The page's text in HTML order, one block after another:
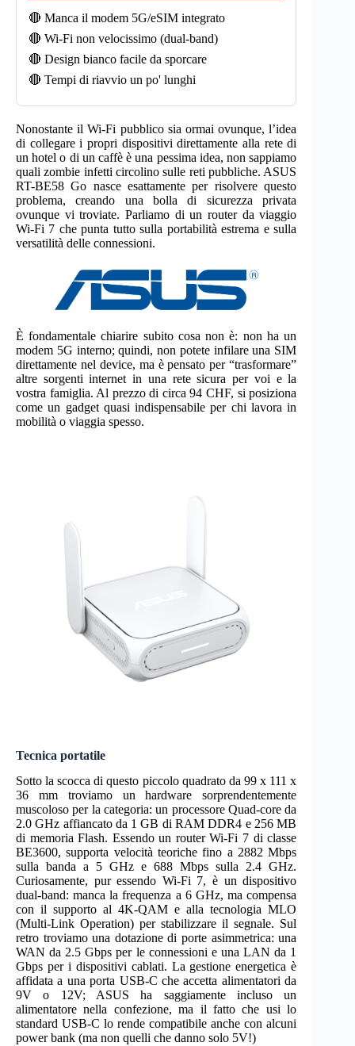
🔴 Manca il modem 5G/eSIM integrato
🔴 Wi-Fi non velocissimo (dual-band)
🔴 Design bianco facile da sporcare
🔴 Tempi di riavvio un po' lunghi
Nonostante il Wi-Fi pubblico sia ormai ovunque, l’idea
di collegare i propri dispositivi direttamente alla rete di
un hotel o di un caffè è una pessima idea, non sappiamo
quali zombie infetti circolino sulle reti pubbliche. ASUS
RT-BE58 Go nasce esattamente per risolvere questo
problema, creando una bolla di sicurezza privata
ovunque vi troviate. Parliamo di un router da viaggio
Wi-Fi 7 che punta tutto sulla portabilità estrema e sulla
versatilità delle connessioni.
È fondamentale chiarire subito cosa non è: non ha un
modem 5G interno; quindi, non potete infilare una SIM
direttamente nel device, ma è pensato per “trasformare”
altre sorgenti internet in una rete sicura per voi e la
vostra famiglia. Al prezzo di circa 94 CHF, si posiziona
come un gadget quasi indispensabile per chi lavora in
mobilità o viaggia spesso.
Tecnica portatile
Sotto la scocca di questo piccolo quadrato da 99 x 111 x
36 mm troviamo un hardware sorprendentemente
muscoloso per la categoria: un processore Quad-core da
2.0 GHz affiancato da 1 GB di RAM DDR4 e 256 MB
di memoria Flash. Essendo un router Wi-Fi 7 di classe
BE3600, supporta velocità teoriche fino a 2882 Mbps
sulla banda a 5 GHz e 688 Mbps sulla 2.4 GHz.
Curiosamente, pur essendo Wi-Fi 7, è un dispositivo
dual-band: manca la frequenza a 6 GHz, ma compensa
con il supporto al 4K-QAM e alla tecnologia MLO
(Multi-Link Operation) per stabilizzare il segnale. Sul
retro troviamo una dotazione di porte asimmetrica: una
WAN da 2.5 Gbps per le connessioni e una LAN da 1
Gbps per i dispositivi cablati. La gestione energetica è
affidata a una porta USB-C che accetta alimentatori da
9V o 12V; ASUS ha saggiamente incluso un
alimentatore nella confezione, ma il fatto che usi lo
standard USB-C lo rende compatibile anche con alcuni
power bank (ma non quelli che danno solo 5V!)